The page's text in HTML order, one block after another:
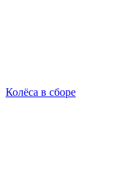
Колёса в сборе